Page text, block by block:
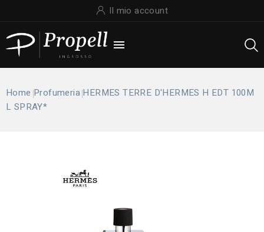
Il mio account

Home Profumeria HERMES TERRE D'HERMES H EDT 100M
L SPRAY*